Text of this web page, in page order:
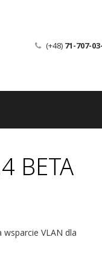
(+48) 71-707-
BETA
VLAN dla